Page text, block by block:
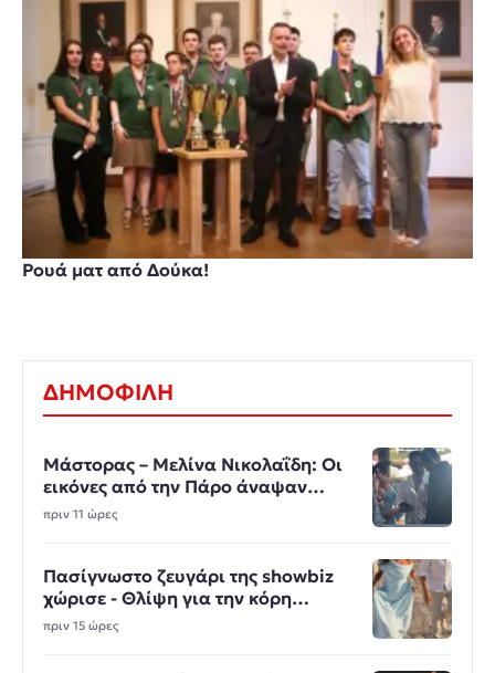
Ρουά ματ από Δούκα!
ΔΗΜΟΦΙΛΗ
Μάστορας – Μελίνα Νικολαΐδη: Οι
εικόνες από την Πάρο άναψαν
φωτιές
πριν 11 ώρες
Πασίγνωστο ζευγάρι της showbiz
χώρισε - Θλίψη για την κόρη
ευρωβουλευτή
πριν 15 ώρες